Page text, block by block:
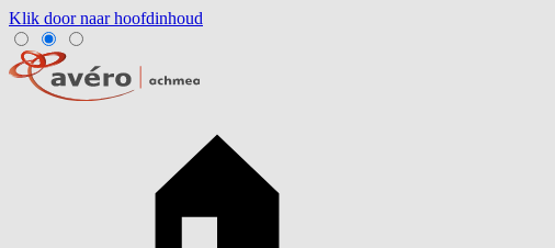
Klik door naar hoofdinhoud